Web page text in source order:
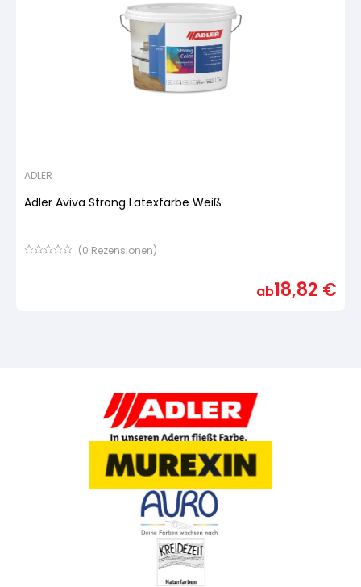
Pinsel und Bürsten
ADLER
Adler Aviva Strong Latexfarbe Weiß
(0 Rezensionen)
ab18,82 €